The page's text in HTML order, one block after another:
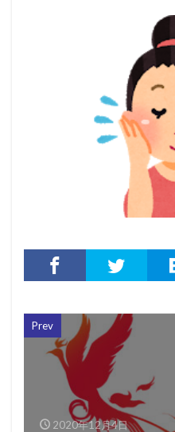
Prev
2020年12月4日